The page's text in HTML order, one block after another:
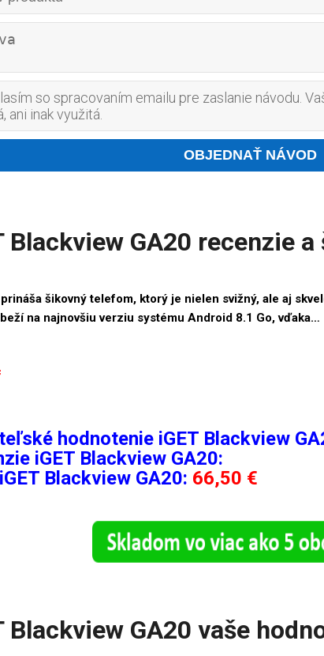
so spracovaním emailu pre zaslanie návodu.
ani inak využitá.
Blackview GA20 recenzie
šikovný telefom, ktorý je nielen svižný, ale aj
na najnovšiu verziu systému Android 8.1 Go, vďaka…
hodnotenie iGET Blackview
iGET Blackview GA20:
Blackview GA20: 66,50 €
Blackview GA20 vaše